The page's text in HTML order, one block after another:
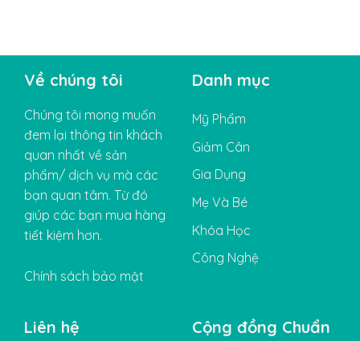
Về chúng tôi
Chúng tôi mong muốn
đem lại thông tin khách
quan nhất về sản
phẩm/ dịch vụ mà các
bạn quan tâm. Từ đó
giúp các bạn mua hàng
tiết kiệm hơn.
Chính sách bảo mật
Danh mục
Mỹ Phẩm
Giảm Cân
Gia Dụng
Mẹ Và Bé
Khóa Học
Công Nghệ
Liên hệ
Cộng đồng Chuẩn